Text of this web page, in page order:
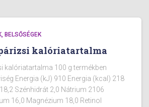
BELSŐSÉGEK
kalóriatartalma
kalóriatartalma 100 g termékben
Energia (kJ) 910 Energia (kcal) 218
Szénhidrát 2,0 Nátrium 2106
16,0 Magnézium 18,0 Retinol